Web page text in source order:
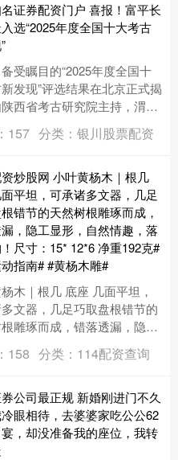
证券配资门户 喜报！富平长
选“2025年度全国十大考古
受瞩目的“2025年度全国十
发现”评选结果在北京正式揭
西省考古研究院主持，渭南
馆与富平县文化和旅游局联合
掘的“陕西富平长春遗....
157 分类：银川股票配资
炒股网 小叶黄杨木｜根几
平坦，可承诸多文器，几足
错节的天然树根雕琢而成，
，隐工显形，自然情趣，落
尺寸：15* 12*6 净重192克#
指南# #黄杨木雕#
木｜根几 底座 几面平坦，
文器，几足巧取盘根错节的
雕琢而成，错落透漏，隐工
自然情趣，落地置物！ 尺寸：
6 净重19....
158 分类：114配资查询
公司最正规 新婚刚进门不久
眼相待，去婆婆家吃公公62
，却没准备我的座位，我转